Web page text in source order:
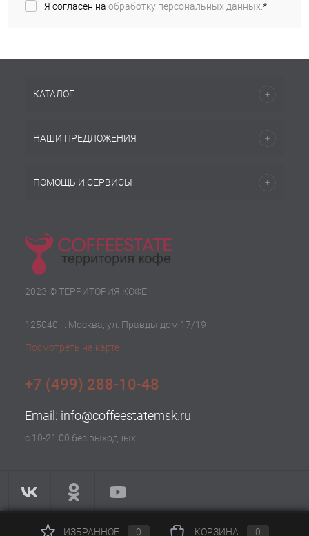
Я согласен на обработку персональных данных.*
КАТАЛОГ
НАШИ ПРЕДЛОЖЕНИЯ
ПОМОЩЬ И СЕРВИСЫ
2023 © ТЕРРИТОРИЯ КОФЕ
125040 г. Москва, ул. Правды дом 17/19
Посмотреть на карте
+7 (499) 288-10-48
Email: info@coffeestatemsk.ru
с 10-21.00 без выходных
ИЗБРАННОЕ 0 КОРЗИНА 0